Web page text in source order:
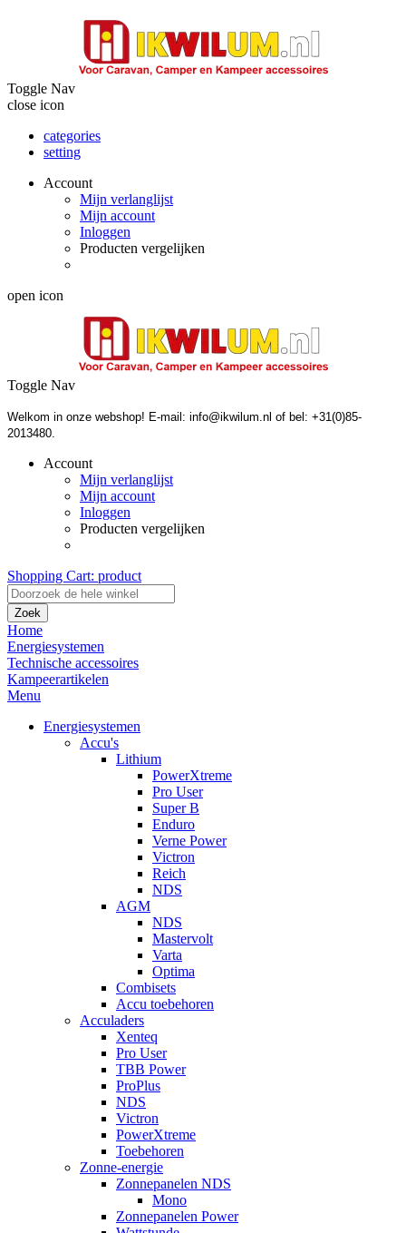
Toggle Nav
close icon
categories
setting
Account
Mijn verlanglijst
Mijn account
Inloggen
Producten vergelijken
open icon
Toggle Nav
Welkom in onze webshop! E-mail: info@ikwilum.nl of bel: +31(0)85-
2013480.
Account
Mijn verlanglijst
Mijn account
Inloggen
Producten vergelijken
Shopping Cart: product
Zoek
Home
Energiesystemen
Technische accessoires
Kampeerartikelen
Menu
Energiesystemen
Accu's
Lithium
PowerXtreme
Pro User
Super B
Enduro
Verne Power
Victron
Reich
NDS
AGM
NDS
Mastervolt
Varta
Optima
Combisets
Accu toebehoren
Acculaders
Xenteq
Pro User
TBB Power
ProPlus
NDS
Victron
PowerXtreme
Toebehoren
Zonne-energie
Zonnepanelen NDS
Mono
Zonnepanelen Power